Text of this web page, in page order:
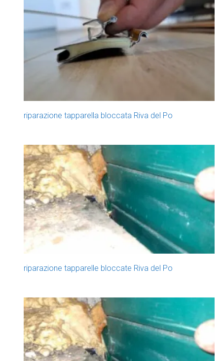
riparazione tapparella bloccata Riva del Po
riparazione tapparelle bloccate Riva del Po